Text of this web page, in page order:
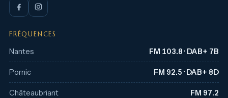
FRÉQUENCES
Nantes FM 103.8 · DAB+ 7B
Pornic FM 92.5 · DAB+ 8D
Châteaubriant FM 97.2